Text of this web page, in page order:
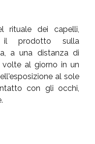
rituale dei capelli,
il prodotto sulla
a una distanza di
al giorno in un
al sole
con gli occhi,